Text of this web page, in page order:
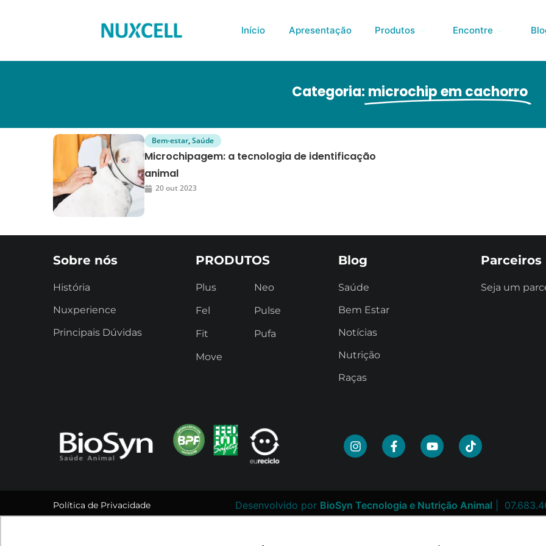
Início Apresentação Produtos Encontre
Categoria: microchip em cachorro
Bem-estar,Saúde
Microchipagem: a tecnologia de identificação
animal
20 out 2023
Sobre nós
História
Nuxperience
Principais Dúvidas
PRODUTOS
Plus
Fel
Fit
Move
Neo
Pulse
Pufa
Blog
Saúde
Bem Estar
Notícias
Nutrição
Raças
Parceiros
Seja um
Política de Privacidade Desenvolvido por BioSyn Tecnologia e Nutrição Animal |